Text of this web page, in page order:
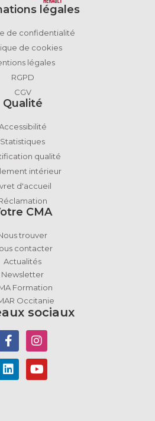
légales
de confidentialité
de cookies
légales
RGPD
CGV
Qualité
Statistiques
qualité
intérieur
d'accueil
CMA
trouver
contacter
Actualités
Newsletter
Formation
Occitanie
sociaux